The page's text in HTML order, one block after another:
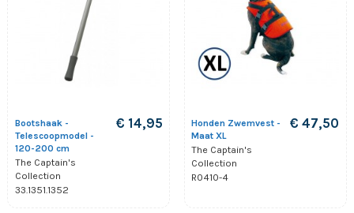
Bootshaak -
Telescoopmodel -
120-200 cm
The Captain's
Collection
33.1351.1352
€ 14,95
Honden Zwemvest -
Maat XL
The Captain's
Collection
R0410-4
€ 47,50